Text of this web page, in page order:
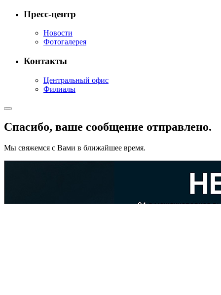
Пресс-центр
Новости
Фотогалерея
Контакты
Центральный офис
Филиалы
Спасибо, ваше сообщение отправлено.
Мы свяжемся с Вами в ближайшее время.